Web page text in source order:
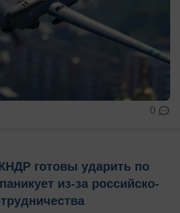
0
готовы ударить по
из-за российско-